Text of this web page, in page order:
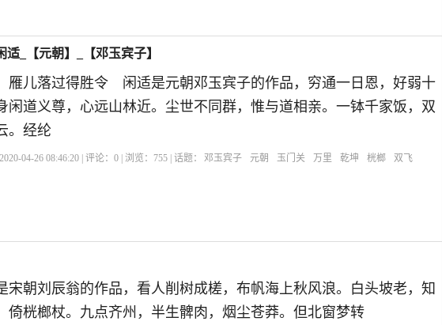
_【元朝】_【邓玉宾子】
雁儿落过得胜令 闲适是元朝邓玉宾子的作品，穷通一日恩，好弱十
闲道义尊，心远山林近。尘世不同群，惟与道相亲。一钵千家饭，双
。经纶
04-26 08:46:20 | 评论：0 | 浏览： 755 | 话题： 邓玉宾子 元朝 玉门关 万里 乾坤 桄榔 双飞
宋朝刘辰翁的作品，看人削树成槎，布帆海上秋风浪。白头坡老，知
倚桄榔杖。九点齐州，半生髀肉，烟尘苍莽。但北窗梦转